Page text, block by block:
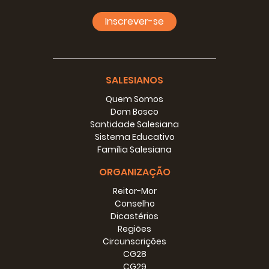
dos Mendigos - Quinta-feira Santa - A Lavabo
II 1849 - Encerramento dos seminários - Casa
Novas dificuldades - Um conforto - Abade
Rosmini e o arcipreste Pietro de Gaudenzi
Compre em casa Pinardi e em casa Beleza - O
Igreja de São Francisco de Sales
Explosão da revista em pó - Fassio Gabriele -
Bênção da nova igreja
Aggressione - Pioggia di bastonate
Inscrever-se
SALESIANOS
Quem Somos
Dom Bosco
Santidade Salesiana
Sistema Educativo
Família Salesiana
ORGANIZAÇÃO
Reitor-Mor
Conselho
Dicastérios
Regiões
Circunscrições
CG28
CG29